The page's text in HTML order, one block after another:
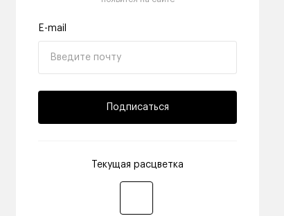
E-mail
Подписаться
Текущая расцветка